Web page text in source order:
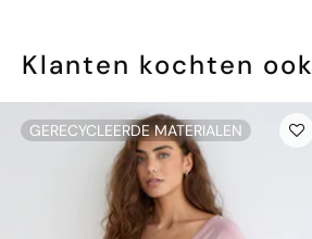
Klanten kochten ook
GERECYCLEERDE MATERIALEN